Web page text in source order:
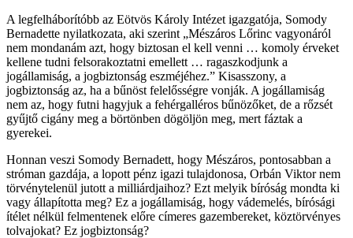
A legfelháborítóbb az Eötvös Károly Intézet igazgatója, Somody
Bernadette nyilatkozata, aki szerint „Mészáros Lőrinc vagyonáról
nem mondanám azt, hogy biztosan el kell venni … komoly érveket
kellene tudni felsorakoztatni emellett … ragaszkodjunk a
jogállamiság, a jogbiztonság eszméjéhez.” Kisasszony, a
jogbiztonság az, ha a bűnöst felelősségre vonják. A jogállamiság
nem az, hogy futni hagyjuk a fehérgalléros bűnözőket, de a rőzsét
gyűjtő cigány meg a börtönben dögöljön meg, mert fáztak a
gyerekei.
Honnan veszi Somody Bernadett, hogy Mészáros, pontosabban a
stróman gazdája, a lopott pénz igazi tulajdonosa, Orbán Viktor nem
törvénytelenül jutott a milliárdjaihoz? Ezt melyik bíróság mondta ki
vagy állapította meg? Ez a jogállamiság, hogy vádemelés, bírósági
ítélet nélkül felmentenek előre címeres gazembereket, köztörvényes
tolvajokat? Ez jogbiztonság?